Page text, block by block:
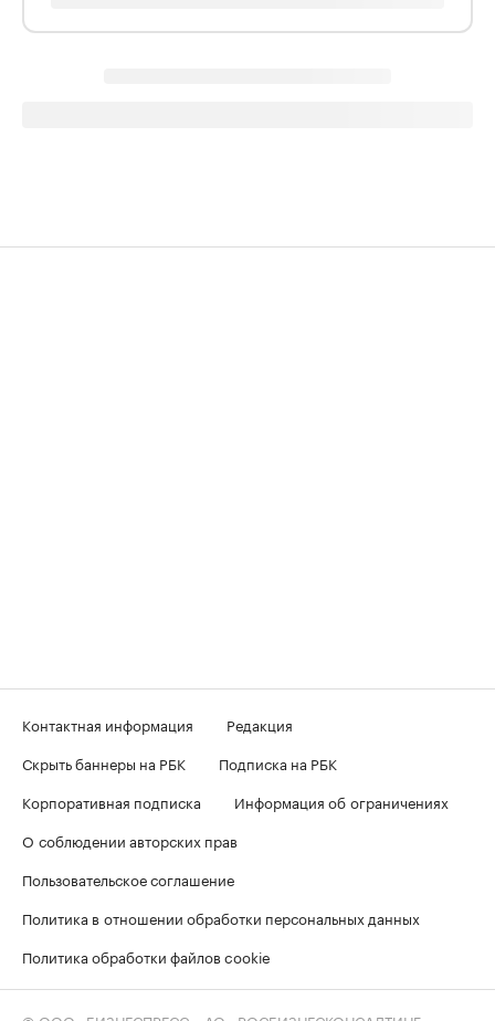
Контактная информация
Редакция
Скрыть баннеры на РБК
Подписка на РБК
Корпоративная подписка
Информация об ограничениях
О соблюдении авторских прав
Пользовательское соглашение
Политика в отношении обработки персональных данных
Политика обработки файлов cookie